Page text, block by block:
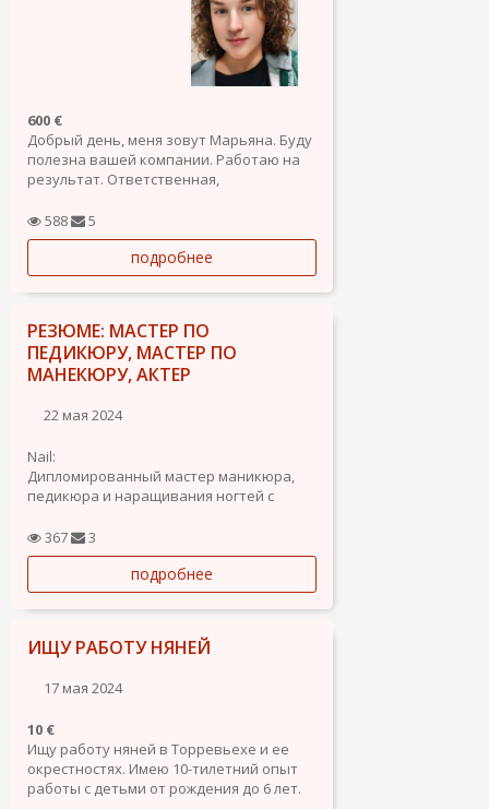
600 €
Добрый день, меня зовут Марьяна. Буду
полезна вашей компании. Работаю на
результат. Ответственная,
живу в Аликанте (центр города),
Испания. Разрешение на работу
имеется (по состоянию на 10.03.24). Ищу
любую работу в сфере готовки (стирка,
уборка),...
588 5
подробнее
РЕЗЮМЕ: МАСТЕР ПО
ПЕДИКЮРУ, МАСТЕР ПО
МАНЕКЮРУ, АКТЕР
22 мая 2024
Nail:
Дипломированный мастер маникюра,
педикюра и наращивания ногтей с
Обучалась в международной школе
"Vseya Rusi Nail Art" Татьяны Кашляевой
(практикующий мастер и
международный тренер: регулярно
участвует с мастер-классами в США и
367 3
подробнее
ИЩУ РАБОТУ НЯНЕЙ
17 мая 2024
10 €
Ищу работу няней в Торревьехе и ее
окрестностях. Имею 10-тилетний опыт
работы с детьми от рождения до 6 лет.